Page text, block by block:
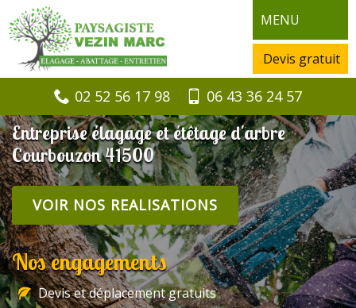
MENU
Devis gratuit
02 52 56 17 98 06 43 36 24 57
Entreprise élagage et étêtage d'arbre
Courbouzon 41500
VOIR NOS REALISATIONS
Nos engagements
Devis et déplacement gratuits